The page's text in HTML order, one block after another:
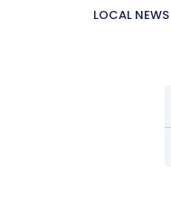
LOCAL NEWS